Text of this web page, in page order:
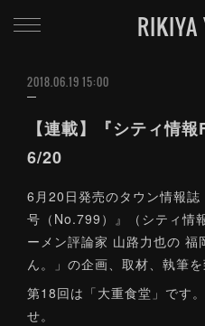
RIKIYA
2018.06.19 15:00
【連載】『シティ情
6/20
6月20日発売のタウン情報
号（No.799）』（シティ情
ーメン評論家 山路力也の 福
ん。」の企画、取材、執筆を
第18回は「大重食堂」です
せ。